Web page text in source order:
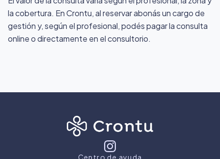
la cobertura. En Crontu, al reservar abonás un cargo de
gestión y, según el profesional, podés pagar la consulta
online o directamente en el consultorio.
Centro de ayuda